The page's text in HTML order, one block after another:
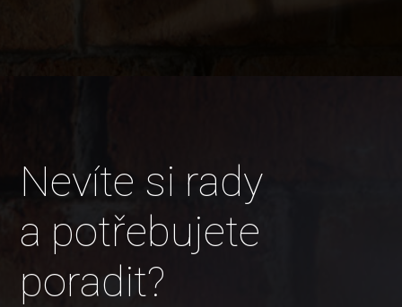
Nevíte si rady
a potřebujete
poradit?